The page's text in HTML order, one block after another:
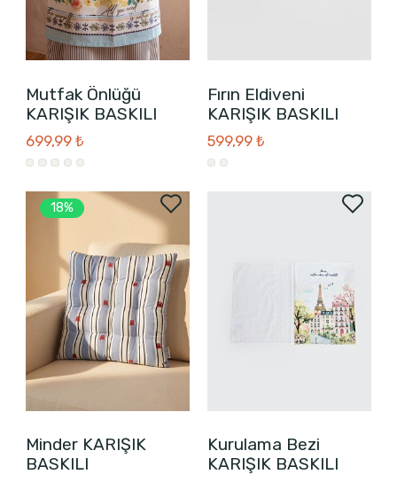
Mutfak Önlüğü
KARIŞIK BASKILI
699,99 ₺
Fırın Eldiveni
KARIŞIK BASKILI
599,99 ₺
18%
Minder KARIŞIK
BASKILI
Kurulama Bezi
KARIŞIK BASKILI